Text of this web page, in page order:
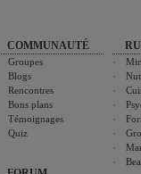
COMMUNAUTÉ
Groupes
Blogs
Rencontres
Bons plans
Témoignages
Quiz